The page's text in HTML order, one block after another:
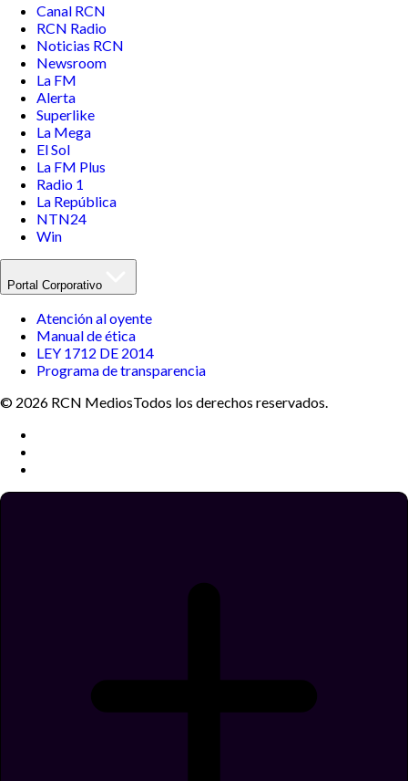
Canal RCN
RCN Radio
Noticias RCN
Newsroom
La FM
Alerta
Superlike
La Mega
El Sol
La FM Plus
Radio 1
La República
NTN24
Win
Portal Corporativo
Atención al oyente
Manual de ética
LEY 1712 DE 2014
Programa de transparencia
© 2026 RCN MediosTodos los derechos reservados.